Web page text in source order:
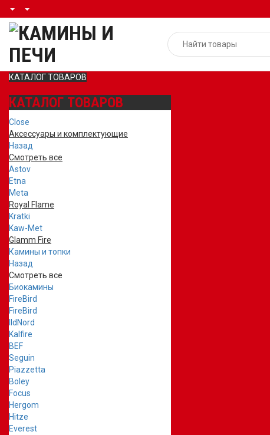
КАТАЛОГ ТОВАРОВ
КАТАЛОГ ТОВАРОВ
Close
Аксессуары и комплектующие
Назад
Смотреть все
Astov
Etna
Meta
Royal Flame
Kratki
Kaw-Met
Glamm Fire
Камины и топки
Назад
Смотреть все
Биокамины
FireBird
FireBird
IldNord
Kalfire
BEF
Seguin
Piazzetta
Boley
Focus
Hergom
Hitze
Everest